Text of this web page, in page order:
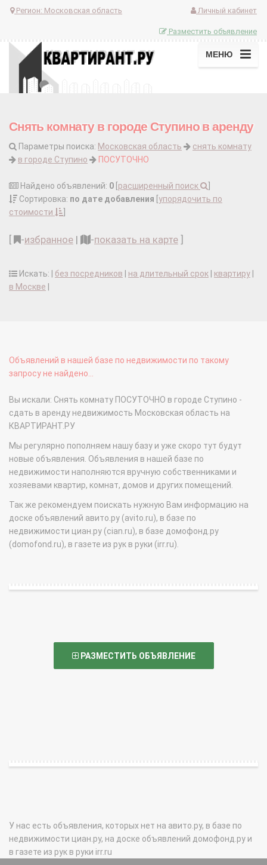
Регион: Московская область Личный кабинет
Разместить объявление
МЕНЮ
Снять комнату в городе Ступино в аренду
Параметры поиска: Московская область
снять комнату
в городе Ступино
ПОСУТОЧНО
Найдено объявлений: 0 расширенный поиск
Сортировка: по дате добавления упорядочить по
стоимости
-избранное | -показать на карте
Искать: | без посредников на длительный срок квартиру
в Москве
Объявлений в нашей базе по недвижимости по такому
запросу не найдено...
Вы искали: Снять комнату ПОСУТОЧНО в городе Ступино -
сдать в аренду недвижимость Московская область на
КВАРТИРАНТ.РУ
Мы регулярно пополняем нашу базу и уже скоро тут будут
новые объявления. Объявления в нашей базе по
недвижимости наполняются вручную собственниками и
хозяевами квартир, комнат, домов и других помещений.
Так же рекомендуем поискать нужную Вам информацию на
доске объявлений авито.ру (avito.ru), в базе по
недвижимости циан.ру (cian.ru), в базе домофонд.ру
(domofond.ru), в газете из рук в руки (irr.ru).
РАЗМЕСТИТЬ ОБЪЯВЛЕНИЕ
У нас есть объявления, которых нет на авито.ру, в базе по
недвижимости циан.ру, на доске объявлений домофонд.ру и
в газете из рук в руки irr.ru